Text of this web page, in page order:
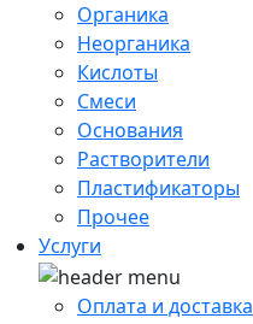
Органика
Неорганика
Кислоты
Смеси
Основания
Растворители
Пластификаторы
Прочее
Услуги
Оплата и доставка